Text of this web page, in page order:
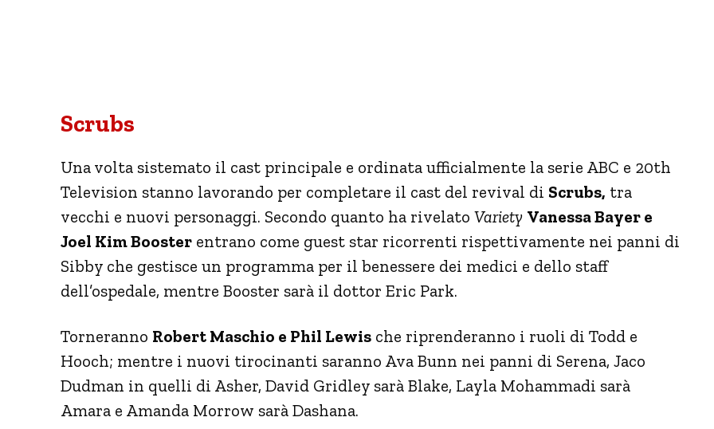
Scrubs
Una volta sistemato il cast principale e ordinata ufficialmente la serie ABC e 20th
Television stanno lavorando per completare il cast del revival di Scrubs, tra
vecchi e nuovi personaggi. Secondo quanto ha rivelato Variety Vanessa Bayer e
Joel Kim Booster entrano come guest star ricorrenti rispettivamente nei panni di
Sibby che gestisce un programma per il benessere dei medici e dello staff
dell’ospedale, mentre Booster sarà il dottor Eric Park.
Torneranno Robert Maschio e Phil Lewis che riprenderanno i ruoli di Todd e
Hooch; mentre i nuovi tirocinanti saranno Ava Bunn nei panni di Serena, Jaco
Dudman in quelli di Asher, David Gridley sarà Blake, Layla Mohammadi sarà
Amara e Amanda Morrow sarà Dashana.